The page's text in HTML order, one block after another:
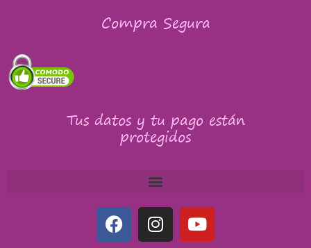
Compra Segura
Tus datos y tu pago están
protegidos